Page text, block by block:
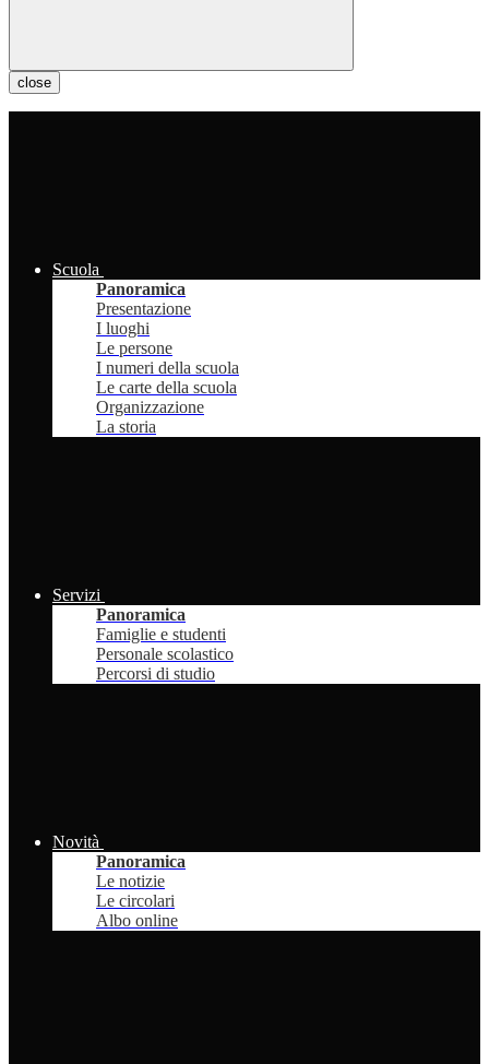
close
Scuola
Panoramica
Presentazione
I luoghi
Le persone
I numeri della scuola
Le carte della scuola
Organizzazione
La storia
Servizi
Panoramica
Famiglie e studenti
Personale scolastico
Percorsi di studio
Novità
Panoramica
Le notizie
Le circolari
Albo online